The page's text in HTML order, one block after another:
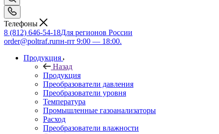
Телефоны
8 (812) 646-54-18Для регионов России
order@poltraf.ruпн-пт 9:00 — 18:00.
Продукция
Назад
Продукция
Преобразователи давления
Преобразователи уровня
Температура
Промышленные газоанализаторы
Расход
Преобразователи влажности